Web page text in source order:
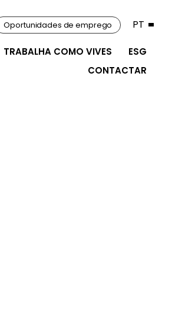
TRABALHA COMO VIVES
ESG
CONTACTAR
Oportunidades de emprego PT